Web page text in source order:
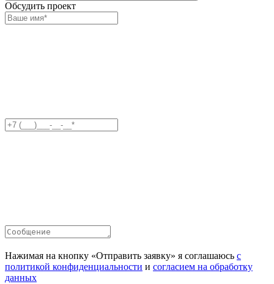
Обсудить проект
Нажимая на кнопку «Отправить заявку» я соглашаюсь с
политикой конфиденциальности и согласием на обработку
данных